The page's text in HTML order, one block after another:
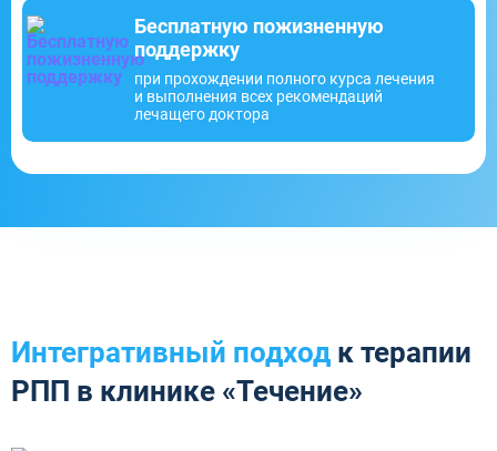
Бесплатную пожизненную
поддержку
при прохождении полного курса лечения
и выполнения всех рекомендаций
лечащего доктора
Интегративный подход к терапии
РПП в клинике «Течение»